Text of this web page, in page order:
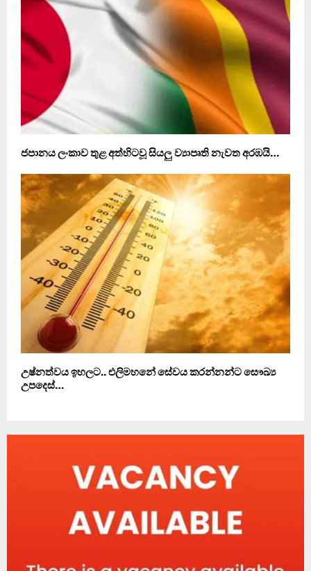
ජපානය ලංකාව තුළ අත්හිටවූ සියලු ව්‍යාපෘති නැවත අරඹයි…
උෂ්නත්වය ඉහලට.. එලිමහනේ සේවය කරන්නන්ට සෞඛ්‍ය
උපදෙස්…